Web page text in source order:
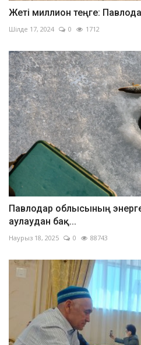
Жеті миллион теңге:
Шілде 17, 2024 0 1712
Павлодар облысының
аулаудан бақ...
Наурыз 18, 2025 0 88743